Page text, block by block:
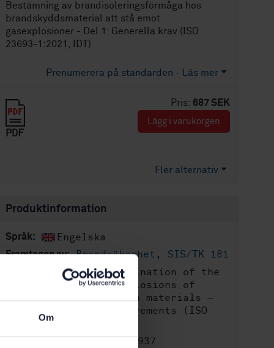
Om
Bestämning av brandisoleringsförmåga hos
brandskyddsmaterial att stå emot
gasexplosioner - Del 1: Generella krav (ISO
23693-1:2021, IDT)
Prenumerera på standarden - Läs mer
Pris: 687 SEK
PDF
Lägg i varukorgen
Fler alternativ
Produktinformation
Språk: Engelska
Framtagen av: Brandsäkerhet, SIS/TK 181
Internationell titel:Determination of the
resistance to gas explosions of
passive fire protection materials —
Part 1: General requirements (ISO
23693-1:2021, IDT)
STD-80032937